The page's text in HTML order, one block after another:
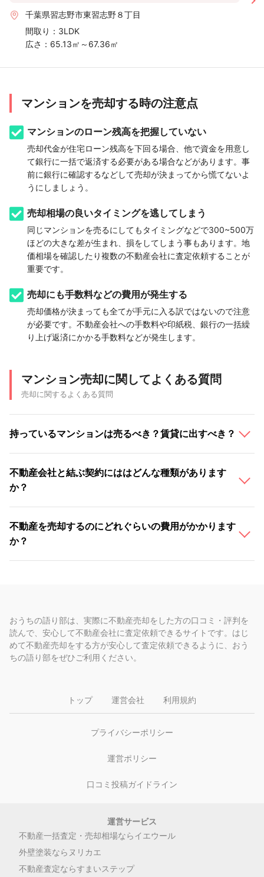
千葉県習志野市東習志野８丁目
間取り： 3LDK
広さ： 65.13㎡～67.36㎡
マンションを売却する時の注意点
マンションのローン残高を把握していない
売却代金が住宅ローン残高を下回る場合、他で資金を用意し
て銀行に一括で返済する必要がある場合などがあります。事
前に銀行に確認するなどして売却が決まってから慌てないよ
うにしましょう。
売却相場の良いタイミングを逃してしまう
同じマンションを売るにしてもタイミングなどで300~500万
ほどの大きな差が生まれ、損をしてしまう事もあります。地
価相場を確認したり複数の不動産会社に査定依頼することが
重要です。
売却にも手数料などの費用が発生する
売却価格が決まっても全てが手元に入る訳ではないので注意
が必要です。不動産会社への手数料や印紙税、銀行の一括繰
り上げ返済にかかる手数料などが発生します。
マンション売却に関してよくある質問
売却に関するよくある質問
持っているマンションは売るべき？賃貸に出すべき？
不動産会社と結ぶ契約にははどんな種類があります
か？
不動産を売却するのにどれぐらいの費用がかかります
か？
おうちの語り部は、実際に不動産売却をした方の口コミ・評判を
読んで、安心して不動産会社に査定依頼できるサイトです。はじ
めて不動産売却をする方が安心して査定依頼できるように、おう
ちの語り部をぜひご利用ください。
トップ 運営会社 利用規約
プライバシーポリシー
運営ポリシー
口コミ投稿ガイドライン
運営サービス
不動産一括査定・売却相場ならイエウール
外壁塗装ならヌリカエ
不動産査定ならすまいステップ